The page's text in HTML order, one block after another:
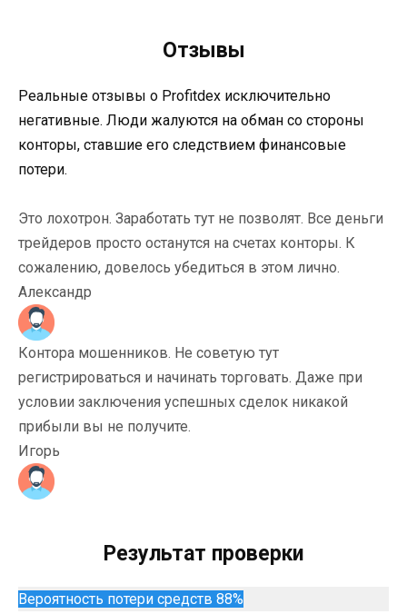
Отзывы
Реальные отзывы о Profitdex исключительно
негативные. Люди жалуются на обман со стороны
конторы, ставшие его следствием финансовые
потери.
Это лохотрон. Заработать тут не позволят. Все деньги
трейдеров просто останутся на счетах конторы. К
сожалению, довелось убедиться в этом лично.
Александр
Контора мошенников. Не советую тут
регистрироваться и начинать торговать. Даже при
условии заключения успешных сделок никакой
прибыли вы не получите.
Игорь
Результат проверки
Вероятность потери средств 88%